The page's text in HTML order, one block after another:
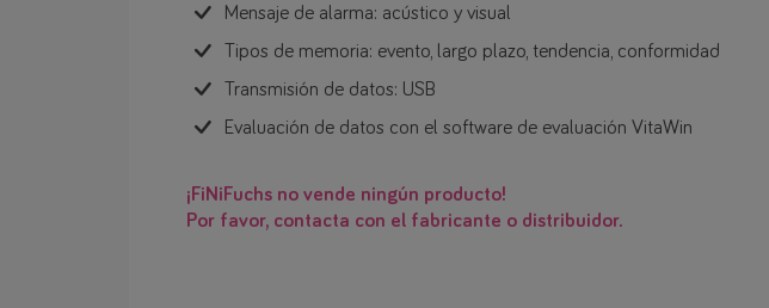
Mensaje de alarma: acústico y visual
Tipos de memoria: evento, largo plazo, tendencia, conformidad
Transmisión de datos: USB
Evaluación de datos con el software de evaluación VitaWin
¡FiNiFuchs no vende ningún producto!
Por favor, contacta con el fabricante o distribuidor.